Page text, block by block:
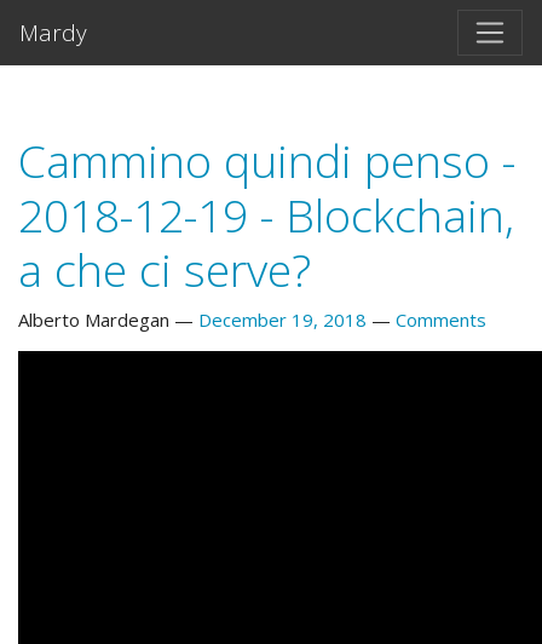
Mardy
Cammino quindi penso -
2018-12-19 - Blockchain,
a che ci serve?
Alberto Mardegan December 19, 2018 Comments